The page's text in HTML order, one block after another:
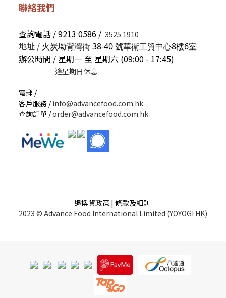
聯絡我們
查詢電話 / 9213 0586 / 3525 1910
地址 / 火炭坳背灣街 38-40 號華衛工貿中心8樓6室
辦公時間 / 星期一 至 星期六 (09:00 - 17:45)
逢星期日休息
電郵 /
客戶服務 /info@advancefood.com.hk
查詢訂單 /order@advancefood.com.hk
退換貨政策 | 條款及細則
2023 © Advance Food International Limited (YOYOGI HK)